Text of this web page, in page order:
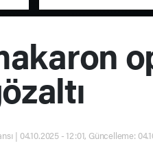
| 04.10.2025 - 12:01, Güncelleme: